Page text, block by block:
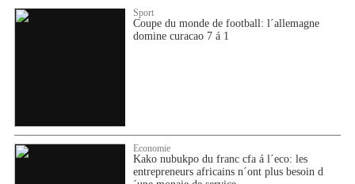
Sport
Coupe du monde de football: l´allemagne
domine curacao 7 á 1
Economie
Kako nubukpo du franc cfa á l´eco: les
entrepreneurs africains n´ont plus besoin d